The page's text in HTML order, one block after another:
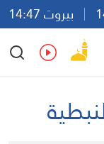
بيروت 14:47
Ar
En Fr Es